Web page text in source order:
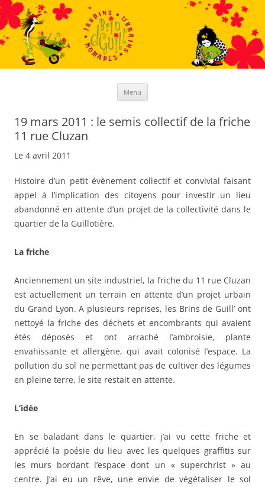
Menu
19 mars 2011 : le semis collectif de la friche
11 rue Cluzan
Le 4 avril 2011
Histoire d’un petit évènement collectif et convivial faisant
appel à l’implication des citoyens pour investir un lieu
abandonné en attente d’un projet de la collectivité dans le
quartier de la Guillotière.
La friche
Anciennement un site industriel, la friche du 11 rue Cluzan
est actuellement un terrain en attente d’un projet urbain
du Grand Lyon. A plusieurs reprises, les Brins de Guill’ ont
nettoyé la friche des déchets et encombrants qui avaient
étés déposés et ont arraché l’ambroisie, plante
envahissante et allergène, qui avait colonisé l’espace. La
pollution du sol ne permettant pas de cultiver des légumes
en pleine terre, le site restait en attente.
L’idée
En se baladant dans le quartier, j’ai vu cette friche et
apprécié la poésie du lieu avec les quelques graffitis sur
les murs bordant l’espace dont un « superchrist » au
centre. J’ai eu un rêve, une envie de végétaliser le sol